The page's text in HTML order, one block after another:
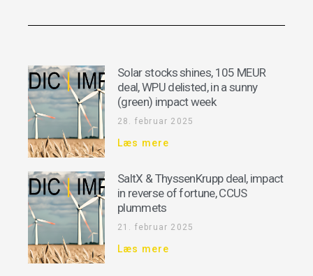
Solar stocks shines, 105 MEUR
deal, WPU delisted, in a sunny
(green) impact week
28. februar 2025
Læs mere
SaltX & ThyssenKrupp deal, impact
in reverse of fortune, CCUS
plummets
21. februar 2025
Læs mere